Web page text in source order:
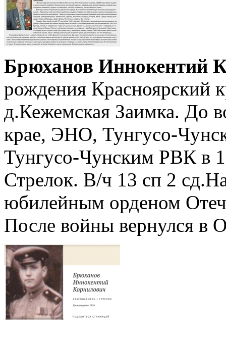
Брюханов Иннокентий
рождения Красноярский
д.Кежемская Заимка. До
крае, ЭНО, Тунгусо-
Тунгусо-Чунским РВК в
Стрелок. В/ч 13 сп 2
юбилейным орденом
После войны вернулся в